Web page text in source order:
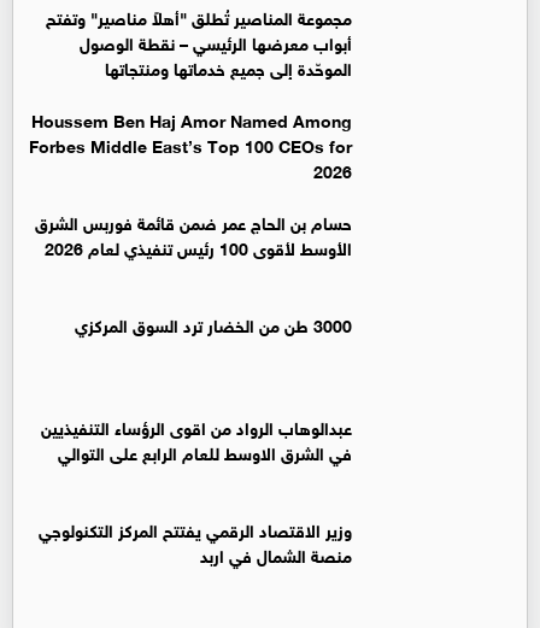
مجموعة المناصير تُطلق "أهلاً مناصير" وتفتح
أبواب معرضها الرئيسي – نقطة الوصول
الموحّدة إلى جميع خدماتها ومنتجاتها
Houssem Ben Haj Amor Named Among
Forbes Middle East’s Top 100 CEOs for
2026
حسام بن الحاج عمر ضمن قائمة فوربس الشرق
الأوسط لأقوى 100 رئيس تنفيذي لعام 2026
3000 طن من الخضار ترد السوق المركزي
عبدالوهاب الرواد من اقوى الرؤساء التنفيذيين
في الشرق الاوسط للعام الرابع على التوالي
وزير الاقتصاد الرقمي يفتتح المركز التكنولوجي
منصة الشمال في اربد